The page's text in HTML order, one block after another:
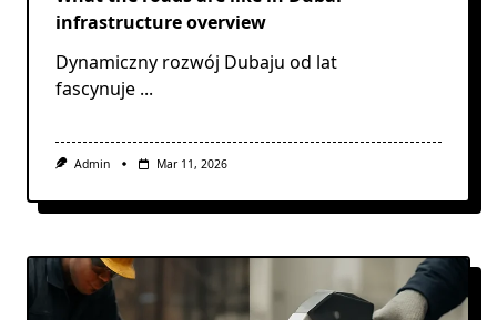
infrastructure overview
Dynamiczny rozwój Dubaju od lat
fascynuje ...
Admin Mar 11, 2026